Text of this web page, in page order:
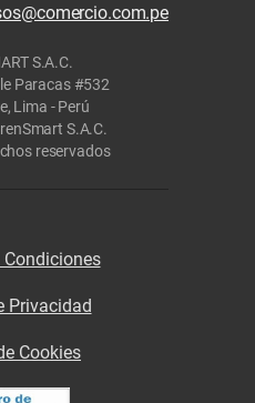
S.A.C.
Paracas #532
Lima - Perú
S.A.C.
reservados
Privacidad
Cookies